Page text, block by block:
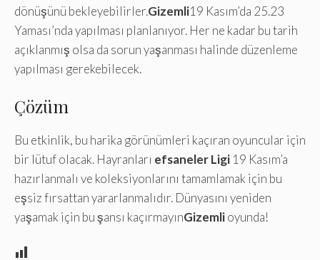
dönüşünü bekleyebilirler.Gizemli19 Kasım’da 25.23
Yaması’nda yapılması planlanıyor. Her ne kadar bu tarih
açıklanmış olsa da sorun yaşanması halinde düzenleme
yapılması gerekebilecek.
Çözüm
Bu etkinlik, bu harika görünümleri kaçıran oyuncular için
bir lütuf olacak. Hayranları efsaneler Ligi 19 Kasım’a
hazırlanmalı ve koleksiyonlarını tamamlamak için bu
eşsiz fırsattan yararlanmalıdır. Dünyasını yeniden
yaşamak için bu şansı kaçırmayınGizemlioyunda!